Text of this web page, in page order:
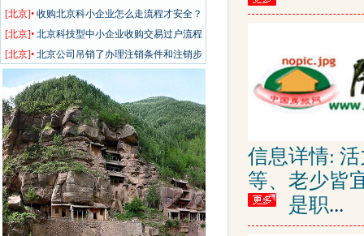
信息详情:
等、老少皆
是职...
理要求和办理步骤
[北京]• 收购北京科小企业怎么走流程才安全？
工商过户的详细流程介绍
[北京]• 北京科技型中小企业收购交易过户流程
详解及工商审核注意事项
[北京]• 北京公司吊销了办理注销条件和注销步
骤详情